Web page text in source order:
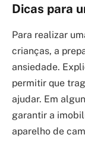
Dicas para
Para realizar
crianças, a
ansiedade.
permitir que
ajudar. Em
garantir a
aparelho de